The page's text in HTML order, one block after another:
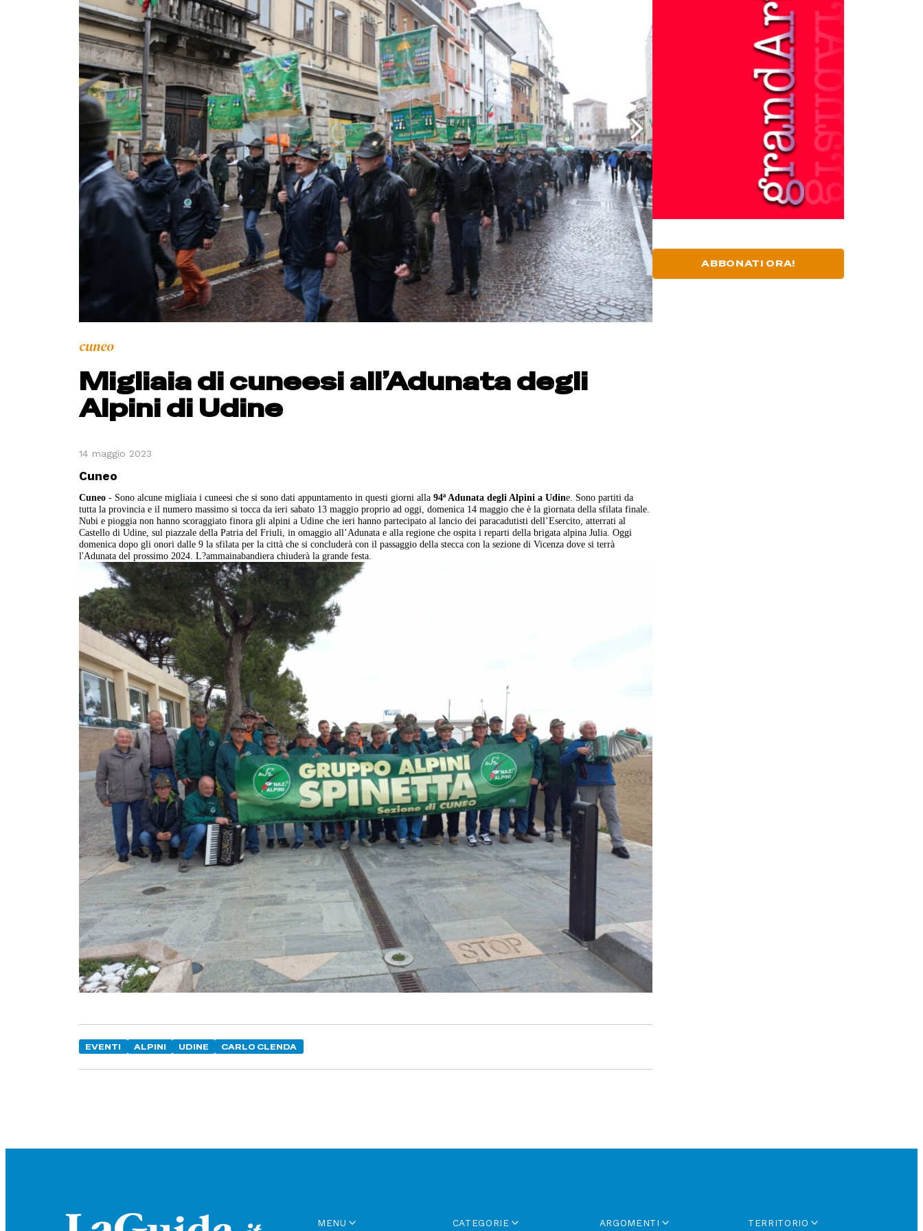
cuneo
Migliaia di cuneesi all’Adunata degli
Alpini di Udine
14 maggio 2023
Cuneo
Cuneo - Sono alcune migliaia i cuneesi che si sono dati appuntamento in questi giorni alla94ª Adunata degli Alpini a Udine. Sono partiti da
tutta la provincia e il numero massimo si tocca da ieri sabato 13 maggio proprio ad oggi, domenica 14 maggio che è la giornata della sfilata finale.
Nubi e pioggia non hanno scoraggiato finora gli alpini a Udine che ieri hanno partecipato al lancio dei paracadutisti dell’Esercito, atterrati al
Castello di Udine, sul piazzale della Patria del Friuli, in omaggio all’Adunata e alla regione che ospita i reparti della brigata alpina Julia. Oggi
domenica dopo gli onori dalle 9 la sfilata per la città che si concluderà con il passaggio della stecca con la sezione di Vicenza dove si terrà
l'Adunata del prossimo 2024. L?ammainabandiera chiuderà la grande festa.
EVENTI ALPINI UDINE CARLO CLENDA
ABBONATI ORA!
MENU CATEGORIE ARGOMENTI TERRITORIO